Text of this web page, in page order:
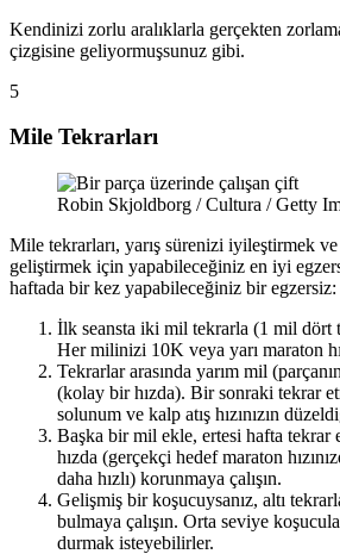
Kendinizi zorlu aralıklarla gerçekten
çizgisine geliyormuşsunuz gibi.
5
Mile Tekrarları
Robin Skjoldborg / Cultura / Getty
Mile tekrarları, yarış sürenizi iyileştirmek
geliştirmek için yapabileceğiniz en iyi
haftada bir kez yapabileceğiniz bir egzersiz:
İlk seansta iki mil tekrarla (1 mil dört
Her milinizi 10K veya yarı maraton
Tekrarlar arasında yarım mil
(kolay bir hızda). Bir sonraki tekrar
solunum ve kalp atış hızınızın
Başka bir mil ekle, ertesi hafta tekrar
hızda (gerçekçi hedef maraton
daha hızlı) korunmaya çalışın.
Gelişmiş bir koşucuysanız, altı
bulmaya çalışın. Orta seviye
durmak isteyebilirler.